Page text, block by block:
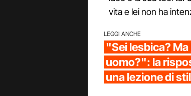
vita e lei non ha
LEGGI ANCHE
"Sei lesbica?
uomo?": la
una lezione di